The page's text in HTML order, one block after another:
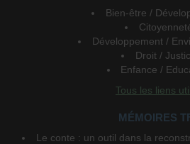
Bien-être /
Développement /
Droit /
Enfance /
Tous les liens
MÉMOIRES
Le conte : un outil dans la